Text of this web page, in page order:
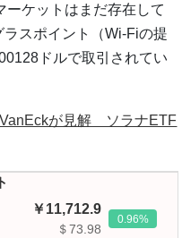
ケットはまだ存在して
スポイント（Wi-Fiの提
ドルで取引されてい
が見解 ソラナETF
11,712.9
＄73.98
0.96